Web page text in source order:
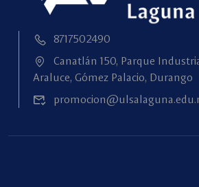
8717502490
Canatlán 150, Parque
Araluce, Gómez Palacio, Durango